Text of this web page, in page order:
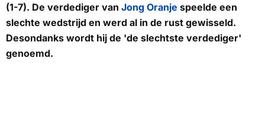
(1-7). De verdediger van Jong Oranje speelde een
slechte wedstrijd en werd al in de rust gewisseld.
Desondanks wordt hij de 'de slechtste verdediger'
genoemd.